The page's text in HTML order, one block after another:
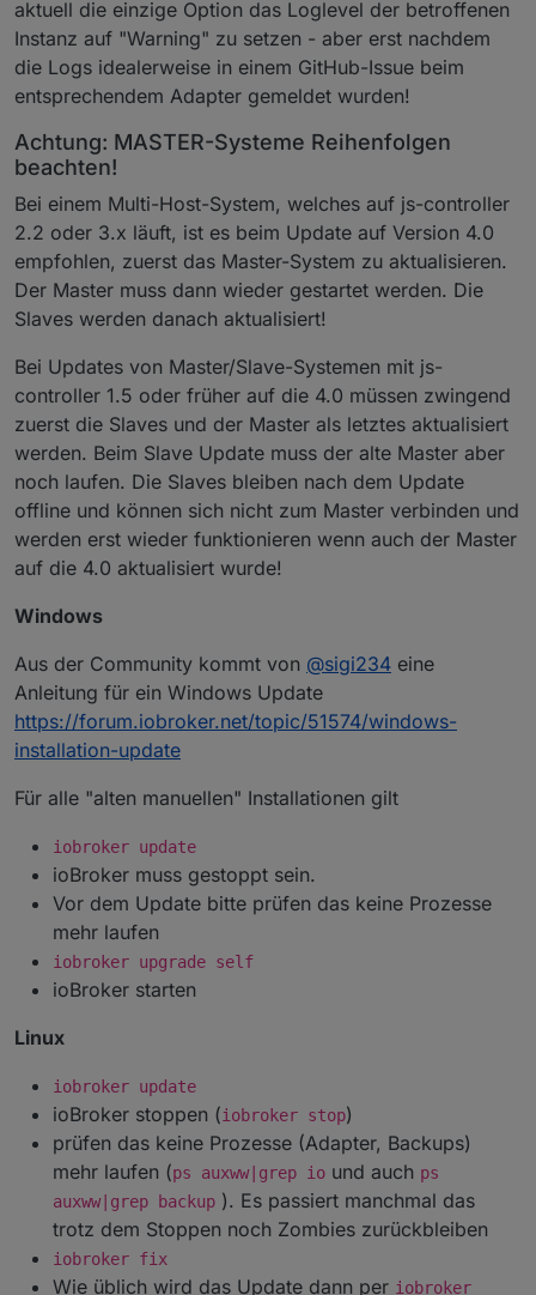
aktuell die einzige Option das Loglevel der betroffenen
Instanz auf "Warning" zu setzen - aber erst nachdem
die Logs idealerweise in einem GitHub-Issue beim
entsprechendem Adapter gemeldet wurden!
Achtung: MASTER-Systeme Reihenfolgen
beachten!
Bei einem Multi-Host-System, welches auf js-controller
2.2 oder 3.x läuft, ist es beim Update auf Version 4.0
empfohlen, zuerst das Master-System zu aktualisieren.
Der Master muss dann wieder gestartet werden. Die
Slaves werden danach aktualisiert!
Bei Updates von Master/Slave-Systemen mit js-
controller 1.5 oder früher auf die 4.0 müssen zwingend
zuerst die Slaves und der Master als letztes aktualisiert
werden. Beim Slave Update muss der alte Master aber
noch laufen. Die Slaves bleiben nach dem Update
offline und können sich nicht zum Master verbinden und
werden erst wieder funktionieren wenn auch der Master
auf die 4.0 aktualisiert wurde!
Windows
Aus der Community kommt von @sigi234 eine
Anleitung für ein Windows Update
https://forum.iobroker.net/topic/51574/windows-
installation-update
Für alle "alten manuellen" Installationen gilt
iobroker update
ioBroker muss gestoppt sein.
Vor dem Update bitte prüfen das keine Prozesse
mehr laufen
iobroker upgrade self
ioBroker starten
Linux
iobroker update
ioBroker stoppen (iobroker stop)
prüfen das keine Prozesse (Adapter, Backups)
mehr laufen (ps auxww|grep io und auch ps
auxww|grep backup ). Es passiert manchmal das
trotz dem Stoppen noch Zombies zurückbleiben
iobroker fix
Wie üblich wird das Update dann per iobroker